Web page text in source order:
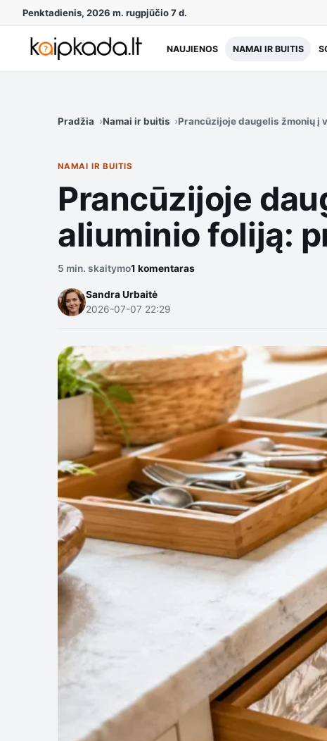
Penktadienis, 2026 m. rugpjūčio 7 d.
NAUJIENOS NAMAI IR BUITIS
Pradžia Namai ir buitis Prancūzijoje daugelis žmonių
NAMAI IR BUITIS
Prancūzijoje
aliuminio foliją:
5 min. skaitymo1 komentaras
Sandra Urbaitė
2026-07-07 22:29